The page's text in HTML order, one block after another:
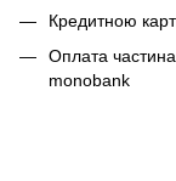
Кредитною
Оплата
monobank